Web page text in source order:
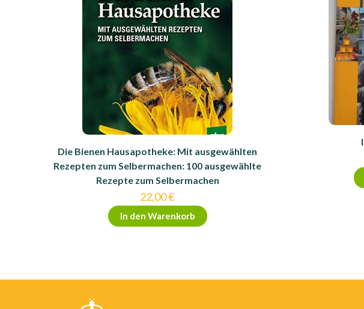
Die Bienen Hausapotheke: Mit ausgewählten
Rezepten zum Selbermachen: 100 ausgewählte
Rezepte zum Selbermachen
22,00€
In den Warenkorb